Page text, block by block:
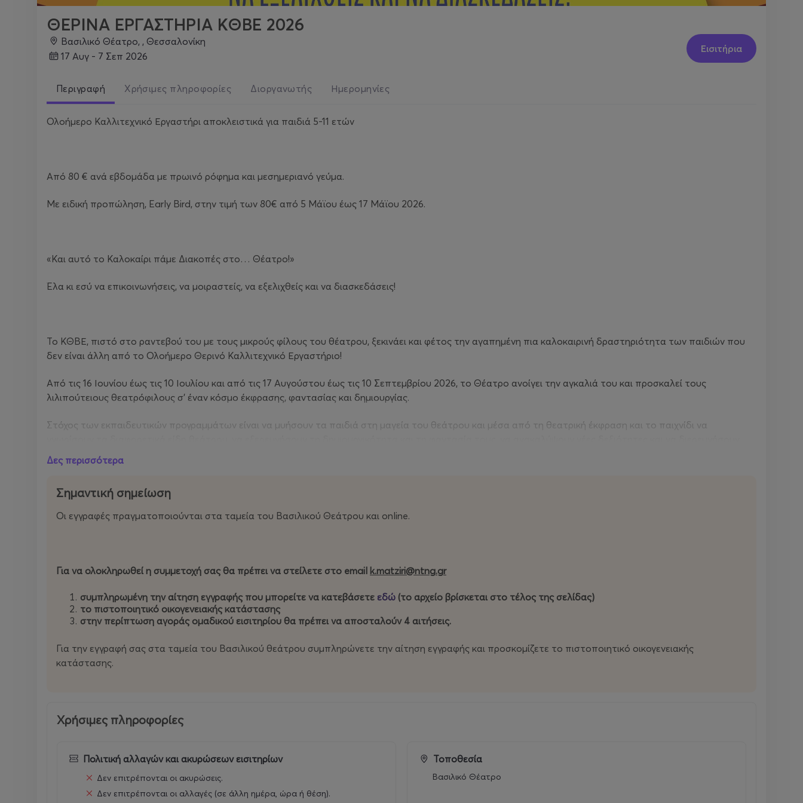
ΘΕΡΙΝΑ ΕΡΓΑΣΤΗΡΙΑ ΚΘΒΕ 2026
Βασιλικό Θέατρο, , Θεσσαλονίκη
17 Αυγ - 7 Σεπ 2026
Εισιτήρια
Περιγραφή Χρήσιμες πληροφορίες Διοργανωτής Ημερομηνίες
Ολοήμερο Καλλιτεχνικό Εργαστήρι αποκλειστικά για παιδιά 5-11 ετών
Από 80 € ανά εβδομάδα με πρωινό ρόφημα και μεσημεριανό γεύμα.
Με ειδική προπώληση, Early Bird, στην τιμή των 80€ από 5 Μάϊου έως 17 Μάϊου 2026.
«Και αυτό το Καλοκαίρι πάμε Διακοπές στο… Θέατρο!»
Έλα κι εσύ να επικοινωνήσεις, να μοιραστείς, να εξελιχθείς και να διασκεδάσεις!
Το ΚΘΒΕ, πιστό στο ραντεβού του με τους μικρούς φίλους του θέατρου, ξεκινάει και φέτος την αγαπημένη πια καλοκαιρινή δραστηριότητα των παιδιών που
δεν είναι άλλη από το Ολοήμερο Θερινό Καλλιτεχνικό Εργαστήριο!
Από τις 16 Ιουνίου έως τις 10 Ιουλίου και από τις 17 Αυγούστου έως τις 10 Σεπτεμβρίου 2026, το Θέατρο ανοίγει την αγκαλιά του και προσκαλεί τους
λιλιπούτειους θεατρόφιλους σ’ έναν κόσμο έκφρασης, φαντασίας και δημιουργίας.
Στόχος των εκπαιδευτικών προγραμμάτων είναι να μυήσουν τα παιδιά στη μαγεία του θεάτρου και μέσα από τη θεατρική έκφραση και το παιχνίδι να
τόσο το δικό τους ρόλο όσο και των άλλων στην κοινωνία. Τα παιδιά μέσα από το θέατρο επικοινωνούν, μοιράζονται και εξελίσσονται, καθώς κάθε θεατρική
δραστηριότητα είναι ένα ταξίδι αναζήτησης και μια πολύπλευρη εμπειρία.
Μια ομάδα από έμπειρους παιδαγωγούς συντονίζει, με τη συνεργασία ηθοποιών του ΚΘΒΕ, οκτώ (8) θεματικές εβδομάδες για παιδιά προ νηπιακής και
δημοτικής ηλικίας ειδικά τμήματα για παιδιά ηλικίας 5 ετών (έτος γεννήσεως το 2021), 6-7
ειδικές κατασκευές.
«Η λέσχη της αυλαίας»
Μια συναρπαστική περιπέτεια μυστηρίου ξεκινά, όταν μια ομάδα παιδιών μας καλεί να λύσουμε το αίνιγμα μιας παράστασης που δεν ολοκληρώθηκε ποτέ.
Ποια είναι η ΙΣΤΟΡΙΑ του έργου; Ποιοι είναι οι ΧΑΡΑΚΤΗΡΕΣ που «χάθηκαν» πριν την πρεμιέρα; Τι συνέβη με τα ΦΩΤΑ, τη ΜΟΥΣΙΚΗ, το ΣΚΗΝΙΚΟ και τη
ΣΚΗΝΟΘΕΣΙΑ και τι οδήγησε άραγε στην απότομη διακοπή των προβών;
Πώς δημιουργείται μια παράσταση;
Τί συμβαίνει πάνω και τί πίσω από της σκηνή;
Δες περισσότερα
Σημαντική σημείωση
Οι εγγραφές πραγματοποιούνται στα ταμεία του Βασιλικού Θεάτρου και online.
Για να ολοκληρωθεί η συμμετοχή σας θα πρέπει να στείλετε στο email k.matziri@ntng.gr
συμπληρωμένη την αίτηση εγγραφής που μπορείτε να κατεβάσετε εδώ (το αρχείο βρίσκεται στο τέλος της σελίδας)
το πιστοποιητικό οικογενειακής κατάστασης
στην περίπτωση αγοράς ομαδικού εισιτηρίου θα πρέπει να αποσταλούν 4 αιτήσεις.
Για την εγγραφή σας στα ταμεία του Βασιλικού θεάτρου συμπληρώνετε την αίτηση εγγραφής και προσκομίζετε το πιστοποιητικό οικογενειακής
κατάστασης.
Χρήσιμες πληροφορίες
Πολιτική αλλαγών και ακυρώσεων εισιτηρίων
Δεν επιτρέπονται οι ακυρώσεις.
Δεν επιτρέπονται οι αλλαγές (σε άλλη ημέρα, ώρα ή θέση).
Τοποθεσία
Βασιλικό Θέατρο